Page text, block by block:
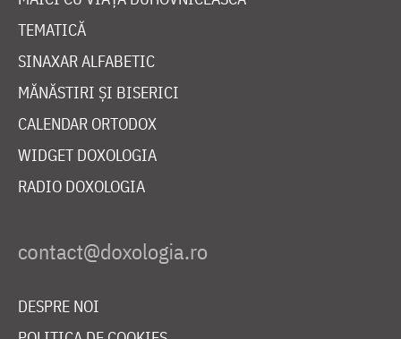
TEMATICĂ
SINAXAR ALFABETIC
MĂNĂSTIRI ȘI BISERICI
CALENDAR ORTODOX
WIDGET DOXOLOGIA
RADIO DOXOLOGIA
DESPRE NOI